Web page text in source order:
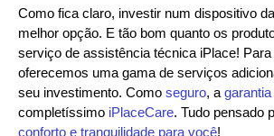
Como fica claro, investir num dispositivo
melhor opção. E tão bom quanto os
serviço de assistência técnica iPlace! Para
oferecemos uma gama de serviços
seu investimento. Como seguro, a
completíssimo iPlaceCare. Tudo pensado
conforto e tranquilidade para você!